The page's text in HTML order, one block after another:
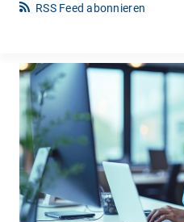
RSS Feed abonnieren